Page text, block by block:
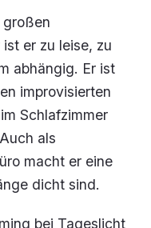
großen
er zu leise, zu
abhängig. Er ist
improvisierten
Schlafzimmer
als
macht er eine
dicht sind.
bei Tageslicht